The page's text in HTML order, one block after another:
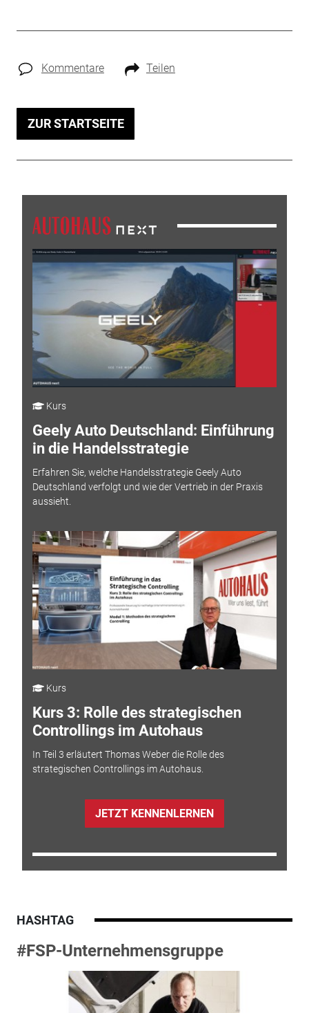
Kommentare Teilen
ZUR STARTSEITE
Kurs
Geely Auto Deutschland: Einführung
in die Handelsstrategie
Erfahren Sie, welche Handelsstrategie Geely Auto
Deutschland verfolgt und wie der Vertrieb in der Praxis
aussieht.
Kurs
Kurs 3: Rolle des strategischen
Controllings im Autohaus
In Teil 3 erläutert Thomas Weber die Rolle des
strategischen Controllings im Autohaus.
JETZT KENNENLERNEN
HASHTAG
#FSP-Unternehmensgruppe